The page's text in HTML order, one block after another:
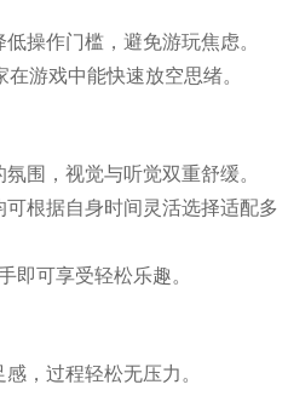
操作门槛，避免游玩焦虑。
游戏中能快速放空思绪。
围，视觉与听觉双重舒缓。
根据自身时间灵活选择适配多
即可享受轻松乐趣。
，过程轻松无压力。